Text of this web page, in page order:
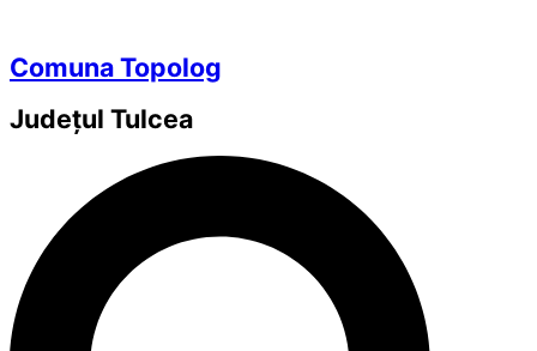
Comuna Topolog
Județul Tulcea